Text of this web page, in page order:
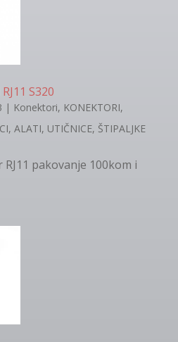
S320
| Konektori, KONEKTORI,
ALATI, UTIČNICE, ŠTIPALJKE
pakovanje 100kom i